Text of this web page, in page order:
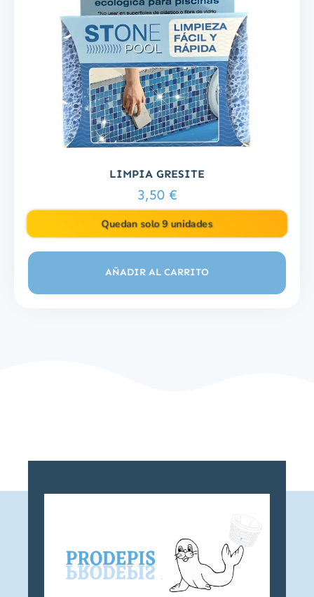
LIMPIA GRESITE
3,50 €
Quedan solo 9 unidades
AÑADIR AL CARRITO